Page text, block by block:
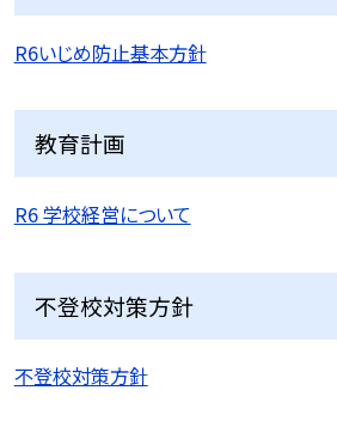
R6いじめ防止基本方針
教育計画
R6 学校経営について
不登校対策方針
不登校対策方針